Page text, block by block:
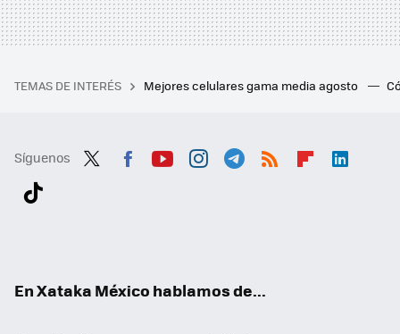
TEMAS DE INTERÉS Mejores celulares gama media agosto
Síguenos
En Xataka México hablamos de...